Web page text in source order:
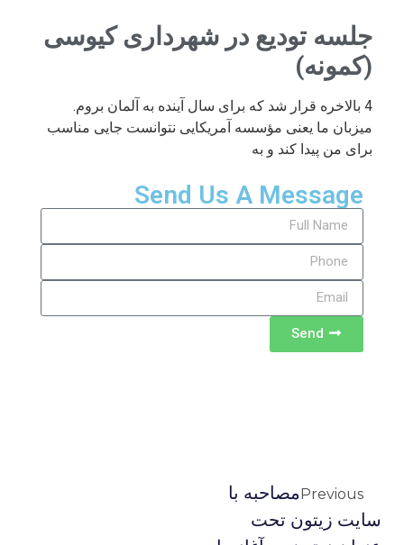
جلسه تودیع در شهرداری کیوسی
(کمونه)
4 بالاخره قرار شد که برای سال آینده به آلمان بروم.
میزبان ما یعنی مؤسسه آمریکایی نتوانست جایی مناسب
برای من پیدا کند و به
Send Us A Message
Send
Previousمصاحبه با
سايت زيتون تحت